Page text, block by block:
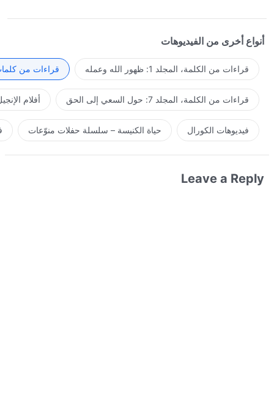
أنواع أخرى من الفيديوهات
قراءات من الكلمة، المجلد 1: ظهور الله وعمله قراءات من
قراءات من الكلمة، المجلد 7: حول السعي إلى الحق أفلام
فيديوهات الكورال حياة الكنيسة – سلسلة حفلات منوّعات
Leave a Reply